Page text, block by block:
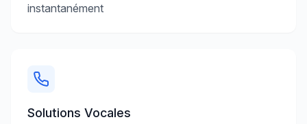
instantanément
Solutions Vocales